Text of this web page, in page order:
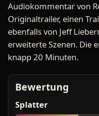
Audiokommentar von
Originaltrailer, einen
ebenfalls von Jeff
erweiterte Szenen. Die
knapp 20 Minuten.
Bewertung
Splatter